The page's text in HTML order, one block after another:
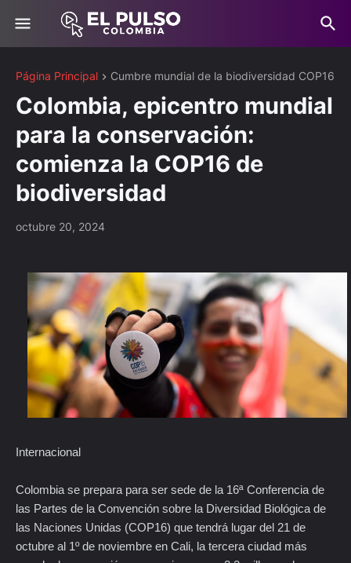
Página Principal Cumbre mundial de la biodiversidad COP16
Colombia, epicentro mundial
para la conservación:
comienza la COP16 de
biodiversidad
octubre 20, 2024
Internacional
Colombia se prepara para ser sede de la 16ª Conferencia de
las Partes de la Convención sobre la Diversidad Biológica de
las Naciones Unidas (COP16) que tendrá lugar del 21 de
octubre al 1º de noviembre en Cali, la tercera ciudad más